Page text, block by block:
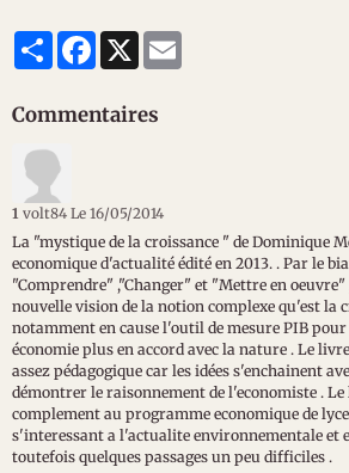
PartagerFacebook
X
Commentaires
1 volt84 Le 16/05/2014
La "mystique de la croissance " de Dominique
economique d'actualité édité en 2013. . Par le
"Comprendre" ,"Changer" et "Mettre en
nouvelle vision de la notion complexe qu'est la
notamment en cause l'outil de mesure PIB
économie plus en accord avec la nature . Le
assez pédagogique car les idées s'enchainent
démontrer le raisonnement de l'economiste .
complement au programme economique de
s'interessant a l'actualite environnementale et
toutefois quelques passages un peu difficiles .